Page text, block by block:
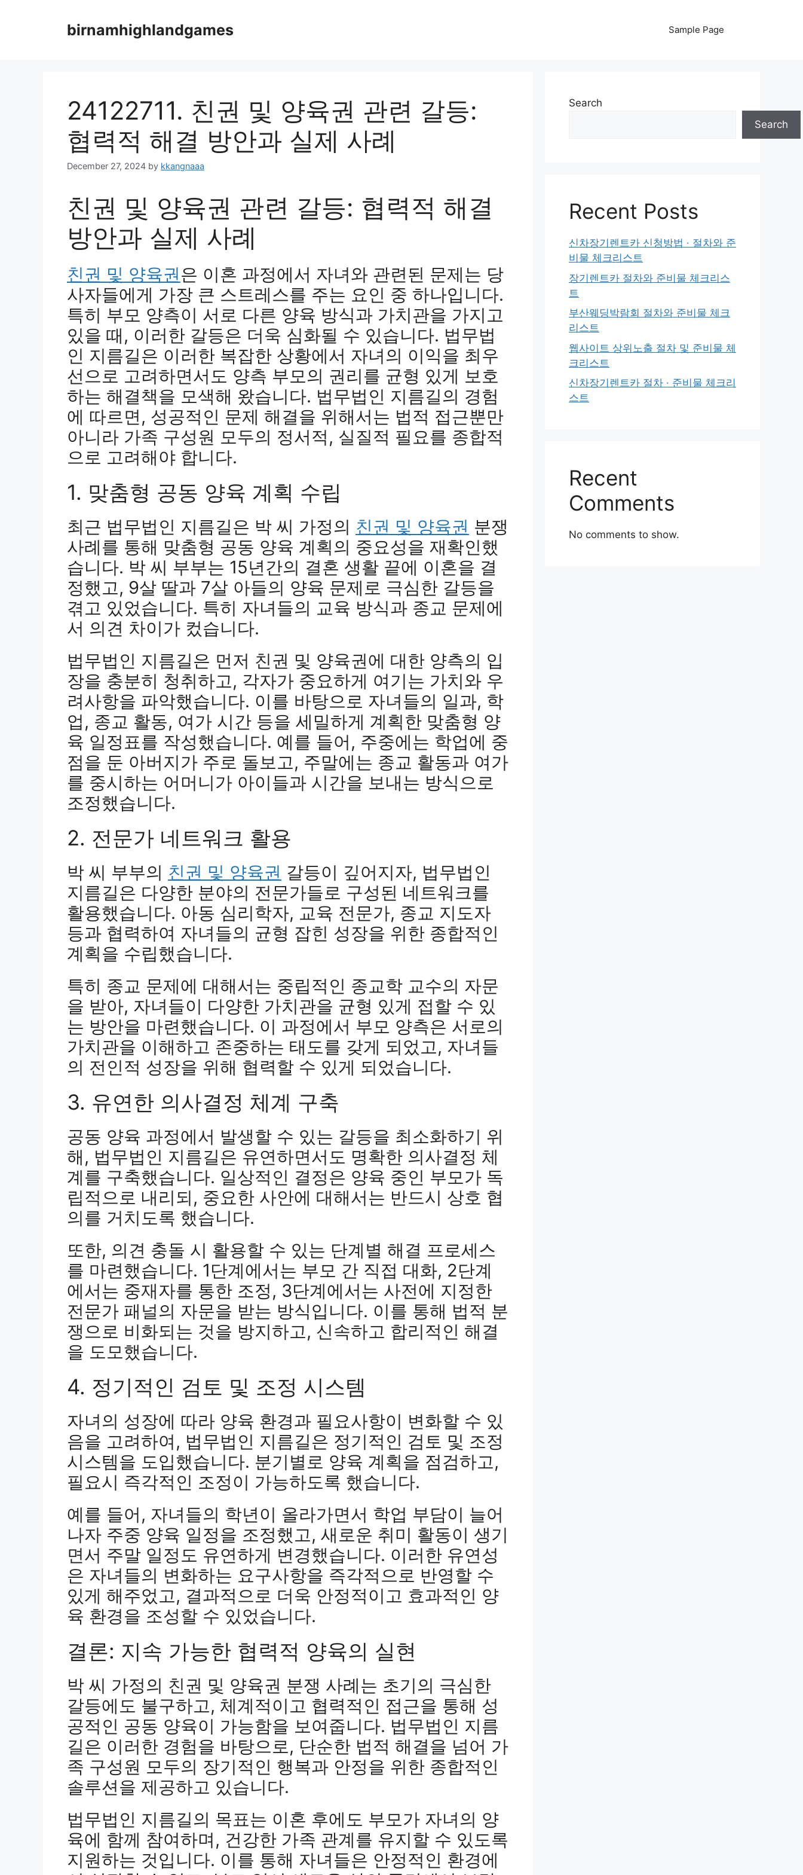
birnamhighlandgames Sample Page
24122711. 친권 및 양육권 관련 갈등:
협력적 해결 방안과 실제 사례
December 27, 2024 by kkangnaaa
친권 및 양육권 관련 갈등: 협력적 해결
방안과 실제 사례
친권 및 양육권은 이혼 과정에서 자녀와 관련된 문제는 당
사자들에게 가장 큰 스트레스를 주는 요인 중 하나입니다.
특히 부모 양측이 서로 다른 양육 방식과 가치관을 가지고
있을 때, 이러한 갈등은 더욱 심화될 수 있습니다. 법무법
인 지름길은 이러한 복잡한 상황에서 자녀의 이익을 최우
선으로 고려하면서도 양측 부모의 권리를 균형 있게 보호
하는 해결책을 모색해 왔습니다. 법무법인 지름길의 경험
에 따르면, 성공적인 문제 해결을 위해서는 법적 접근뿐만
아니라 가족 구성원 모두의 정서적, 실질적 필요를 종합적
으로 고려해야 합니다.
1. 맞춤형 공동 양육 계획 수립
최근 법무법인 지름길은 박 씨 가정의 친권 및 양육권 분쟁
사례를 통해 맞춤형 공동 양육 계획의 중요성을 재확인했
습니다. 박 씨 부부는 15년간의 결혼 생활 끝에 이혼을 결
정했고, 9살 딸과 7살 아들의 양육 문제로 극심한 갈등을
겪고 있었습니다. 특히 자녀들의 교육 방식과 종교 문제에
서 의견 차이가 컸습니다.
법무법인 지름길은 먼저 친권 및 양육권에 대한 양측의 입
장을 충분히 청취하고, 각자가 중요하게 여기는 가치와 우
려사항을 파악했습니다. 이를 바탕으로 자녀들의 일과, 학
업, 종교 활동, 여가 시간 등을 세밀하게 계획한 맞춤형 양
육 일정표를 작성했습니다. 예를 들어, 주중에는 학업에 중
점을 둔 아버지가 주로 돌보고, 주말에는 종교 활동과 여가
를 중시하는 어머니가 아이들과 시간을 보내는 방식으로
조정했습니다.
2. 전문가 네트워크 활용
박 씨 부부의 친권 및 양육권 갈등이 깊어지자, 법무법인
지름길은 다양한 분야의 전문가들로 구성된 네트워크를
활용했습니다. 아동 심리학자, 교육 전문가, 종교 지도자
등과 협력하여 자녀들의 균형 잡힌 성장을 위한 종합적인
계획을 수립했습니다.
특히 종교 문제에 대해서는 중립적인 종교학 교수의 자문
을 받아, 자녀들이 다양한 가치관을 균형 있게 접할 수 있
는 방안을 마련했습니다. 이 과정에서 부모 양측은 서로의
가치관을 이해하고 존중하는 태도를 갖게 되었고, 자녀들
의 전인적 성장을 위해 협력할 수 있게 되었습니다.
3. 유연한 의사결정 체계 구축
공동 양육 과정에서 발생할 수 있는 갈등을 최소화하기 위
해, 법무법인 지름길은 유연하면서도 명확한 의사결정 체
계를 구축했습니다. 일상적인 결정은 양육 중인 부모가 독
립적으로 내리되, 중요한 사안에 대해서는 반드시 상호 협
의를 거치도록 했습니다.
또한, 의견 충돌 시 활용할 수 있는 단계별 해결 프로세스
를 마련했습니다. 1단계에서는 부모 간 직접 대화, 2단계
에서는 중재자를 통한 조정, 3단계에서는 사전에 지정한
전문가 패널의 자문을 받는 방식입니다. 이를 통해 법적 분
쟁으로 비화되는 것을 방지하고, 신속하고 합리적인 해결
을 도모했습니다.
4. 정기적인 검토 및 조정 시스템
자녀의 성장에 따라 양육 환경과 필요사항이 변화할 수 있
음을 고려하여, 법무법인 지름길은 정기적인 검토 및 조정
시스템을 도입했습니다. 분기별로 양육 계획을 점검하고,
필요시 즉각적인 조정이 가능하도록 했습니다.
예를 들어, 자녀들의 학년이 올라가면서 학업 부담이 늘어
나자 주중 양육 일정을 조정했고, 새로운 취미 활동이 생기
면서 주말 일정도 유연하게 변경했습니다. 이러한 유연성
은 자녀들의 변화하는 요구사항을 즉각적으로 반영할 수
있게 해주었고, 결과적으로 더욱 안정적이고 효과적인 양
육 환경을 조성할 수 있었습니다.
결론: 지속 가능한 협력적 양육의 실현
박 씨 가정의 친권 및 양육권 분쟁 사례는 초기의 극심한
갈등에도 불구하고, 체계적이고 협력적인 접근을 통해 성
공적인 공동 양육이 가능함을 보여줍니다. 법무법인 지름
길은 이러한 경험을 바탕으로, 단순한 법적 해결을 넘어 가
족 구성원 모두의 장기적인 행복과 안정을 위한 종합적인
솔루션을 제공하고 있습니다.
법무법인 지름길의 목표는 이혼 후에도 부모가 자녀의 양
육에 함께 참여하며, 건강한 가족 관계를 유지할 수 있도록
지원하는 것입니다. 이를 통해 자녀들은 안정적인 환경에
Search
Search
Recent Posts
신차장기렌트카 신청방법 · 절차와 준
비물 체크리스트
장기렌트카 절차와 준비물 체크리스
트
부산웨딩박람회 절차와 준비물 체크
리스트
웹사이트 상위노출 절차 및 준비물 체
크리스트
신차장기렌트카 절차 · 준비물 체크리
스트
Recent
Comments
No comments to show.